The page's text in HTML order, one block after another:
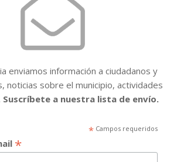
enviamos información a ciudadanos y
noticias sobre el municipio, actividades
Suscríbete a nuestra lista de envío.
*Campos requeridos
*